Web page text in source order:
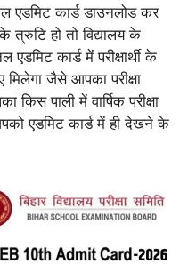
एडमिट कार्ड डाउनलोड कर
त्रुटि हो तो विद्यालय के
कार्ड में परीक्षार्थी के
मिलेगा जैसे आपका परीक्षा
पाली में वार्षिक परीक्षा
एडमिट कार्ड में ही देखने के